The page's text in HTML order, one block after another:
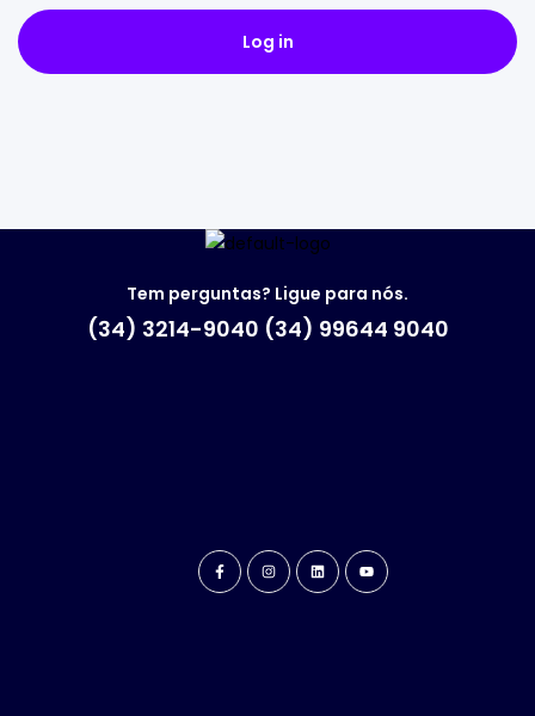
Log in
Tem perguntas? Ligue para nós.
(34) 3214-9040 (34) 99644 9040